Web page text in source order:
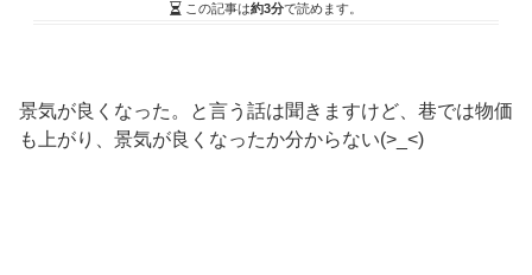
この記事は約3分で読めます。
景気が良くなった。と言う話は聞きますけど、巷では物価
も上がり、景気が良くなったか分からない(>_<)